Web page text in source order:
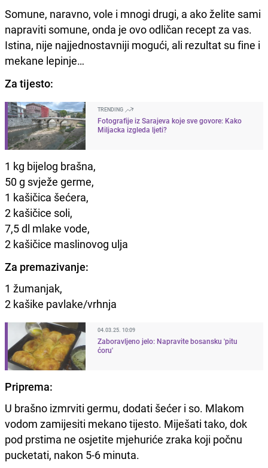
Somune, naravno, vole i mnogi drugi, a ako želite sami
napraviti somune, onda je ovo odličan recept za vas.
Istina, nije najjednostavniji mogući, ali rezultat su fine i
mekane lepinje…
Za tijesto:
TRENDING
Fotografije iz Sarajeva koje sve govore: Kako
Miljacka izgleda ljeti?
1 kg bijelog brašna,
50 g svježe germe,
1 kašičica šećera,
2 kašičice soli,
7,5 dl mlake vode,
2 kašičice maslinovog ulja
Za premazivanje:
1 žumanjak,
2 kašike pavlake/vrhnja
04.03.25. 10:09
Zaboravljeno jelo: Napravite bosansku 'pitu
ćoru'
Priprema:
U brašno izmrviti germu, dodati šećer i so. Mlakom
vodom zamijesiti mekano tijesto. Miješati tako, dok
pod prstima ne osjetite mjehuriće zraka koji počnu
pucketati, nakon 5-6 minuta.